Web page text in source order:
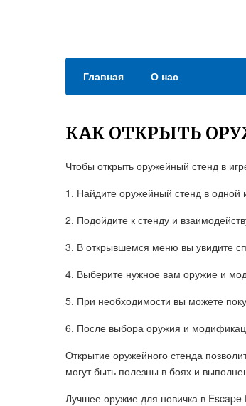
Главная О нас
КАК ОТКРЫТЬ
Чтобы открыть оружейный стенд в
1. Найдите оружейный стенд в одной
2. Подойдите к стенду и
3. В открывшемся меню вы увидите
4. Выберите нужное вам оружие и
5. При необходимости вы можете
6. После выбора оружия и
Открытие оружейного стенда
могут быть полезны в боях и
Лучшее оружие для новичка в Escape